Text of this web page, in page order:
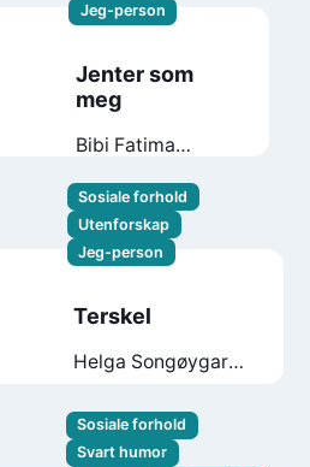
Jeg-person
Jenter som
meg
Bibi Fatima
Sosiale forhold
Utenforskap
Jeg-person
Terskel
Helga Songøygard
Sosiale forhold
Svart humor